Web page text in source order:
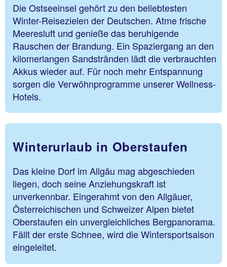
Die Ostseeinsel gehört zu den beliebtesten
Winter-Reisezielen der Deutschen. Atme frische
Meeresluft und genieße das beruhigende
Rauschen der Brandung. Ein Spaziergang an den
kilomerlangen Sandstränden lädt die verbrauchten
Akkus wieder auf. Für noch mehr Entspannung
sorgen die Verwöhnprogramme unserer Wellness-
Hotels.
Winterurlaub in Oberstaufen
Das kleine Dorf im Allgäu mag abgeschieden
liegen, doch seine Anziehungskraft ist
unverkennbar. Eingerahmt von den Allgäuer,
Österreichischen und Schweizer Alpen bietet
Oberstaufen ein unvergleichliches Bergpanorama.
Fällt der erste Schnee, wird die Wintersportsaison
eingeleitet.